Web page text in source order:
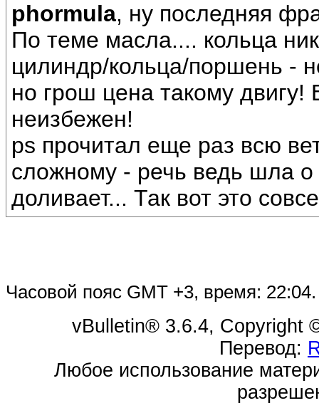
phormula, ну последняя
По теме масла.... кольца
цилиндр/кольца/поршень -
но грош цена такому двигу!
неизбежен!
ps прочитал еще раз всю
сложному - речь ведь шла
доливает... Так вот это
Часовой пояс GMT +3, время: 22:04.
vBulletin® 3.6.4, Copyright
Перевод:
Любое использование